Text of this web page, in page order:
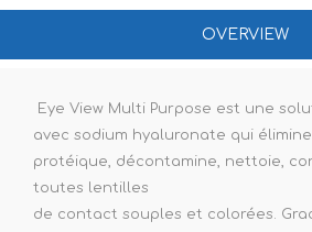
OVERVIEW
Eye View Multi Purpose est une
avec sodium hyaluronate qui
protéique, décontamine, nettoie,
toutes lentilles
de contact souples et colorées.